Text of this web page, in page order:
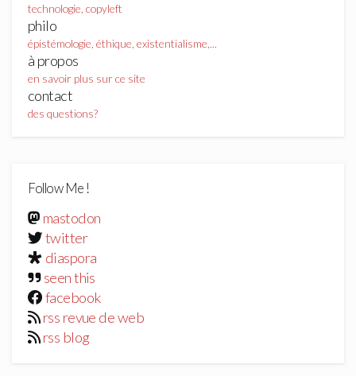
technologie, copyleft
philo
épistémologie, éthique, existentialisme,...
à propos
en savoir plus sur ce site
contact
des questions?
Follow Me !
mastodon
twitter
diaspora
seen this
facebook
rss revue de web
rss blog